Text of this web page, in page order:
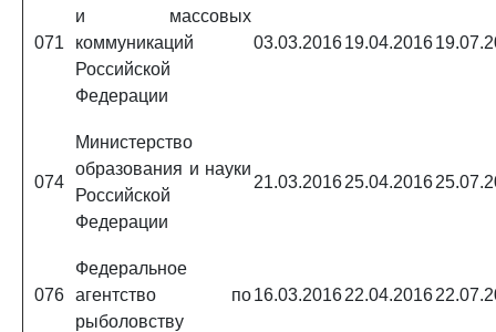
071
и массовых
коммуникаций
Российской
Федерации
03.03.201619.04.2016
074
Министерство
образования и науки
Российской
Федерации
21.03.201625.04.2016
076
Федеральное
агентство по
рыболовству
16.03.201622.04.2016